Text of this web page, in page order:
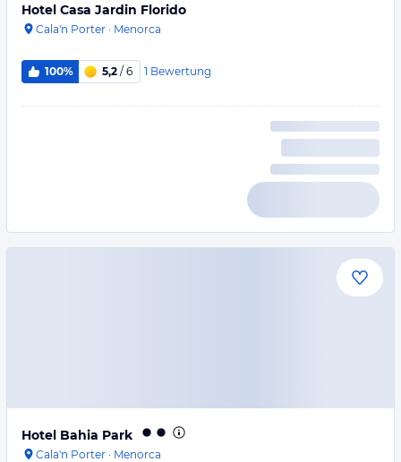
Hotel Casa Jardin Florido
Cala'n Porter · Menorca
100% 5,2 / 6 1 Bewertung
Hotel Bahia Park
Cala'n Porter · Menorca